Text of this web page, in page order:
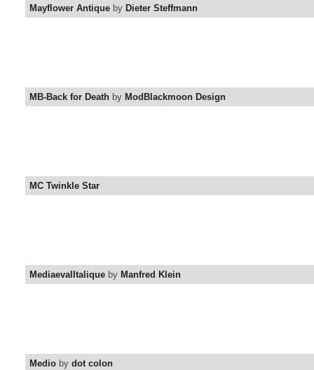
Mayflower Antique by Dieter Steffmann
MB-Back for Death by ModBlackmoon Design
MC Twinkle Star
MediaevalItalique by Manfred Klein
Medio by dot colon